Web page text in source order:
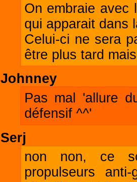
On embraie avec
qui apparait dans
Celui-ci ne sera
être plus tard
Johnney
Pas mal 'allure
défensif ^^'
Serj
non non, ce
propulseurs